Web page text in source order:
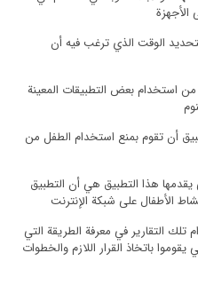
الوقت الذي ترغب فيه أن
استخدام بعض التطبيقات المعينة
أن تقوم بمنع استخدام الطفل من
يقدمها هذا التطبيق هي أن التطبيق
الأطفال على شبكة الإنترنت
تلك التقارير في معرفة الطريقة التي
باتخاذ القرار اللازم والخطوات